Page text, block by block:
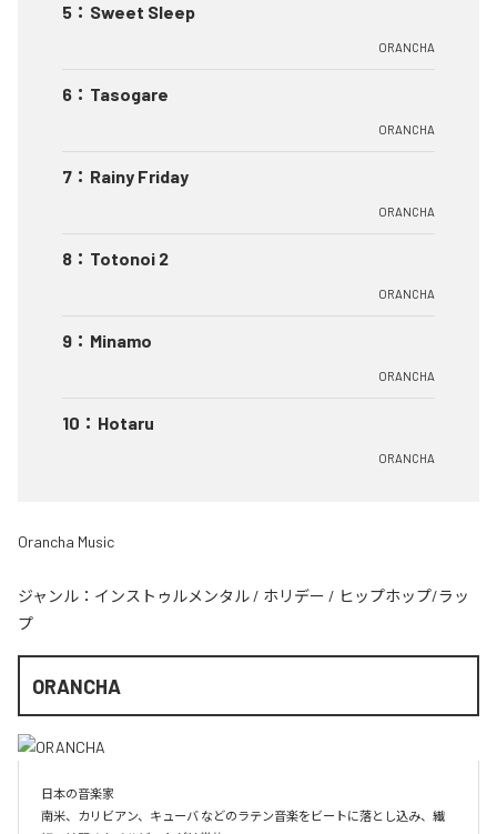
5 ： Sweet Sleep
ORANCHA
6 ： Tasogare
ORANCHA
7 ： Rainy Friday
ORANCHA
8 ： Totonoi 2
ORANCHA
9 ： Minamo
ORANCHA
10 ： Hotaru
ORANCHA
Orancha Music
ジャンル： インストゥルメンタル / ホリデー / ヒップホップ/ラッ
プ
ORANCHA
日本の音楽家
南米、カリビアン、キューバ などのラテン音楽をビートに落とし込み、繊